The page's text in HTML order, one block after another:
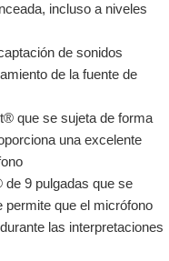
incluso a niveles
de sonidos
de la fuente de
que se sujeta de forma
una excelente
de 9 pulgadas que se
permite que el micrófono
las interpretaciones